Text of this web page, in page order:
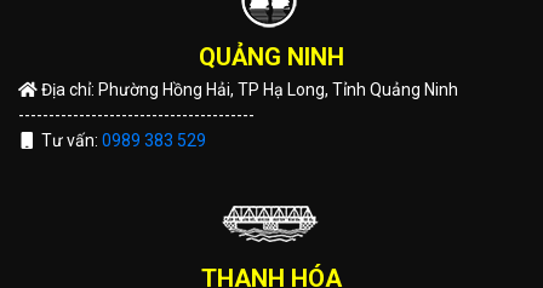
QUẢNG NINH
Địa chỉ: Phường Hồng Hải, TP Hạ Long, Tỉnh Quảng Ninh
---------------------------------------
Tư vấn: 0989 383 529
THANH HÓA